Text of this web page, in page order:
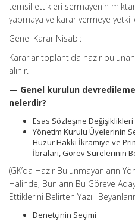
temsil ettikleri sermayenin
yapmaya ve karar vermeye
Genel Karar Nisabı:
Kararlar toplantıda hazır
alınır.
— Genel kurulun
nelerdir?
Esas Sözleşme Değişiklikleri
Yönetim Kurulu Üyelerinin
Huzur Hakkı İkramiye ve
İbraları, Görev Sürelerinin
(GK’da Hazır Bulunmayanların
Halinde, Bunların Bu Göreve
Ettiklerini Belirten Yazılı
Denetçinin Seçimi